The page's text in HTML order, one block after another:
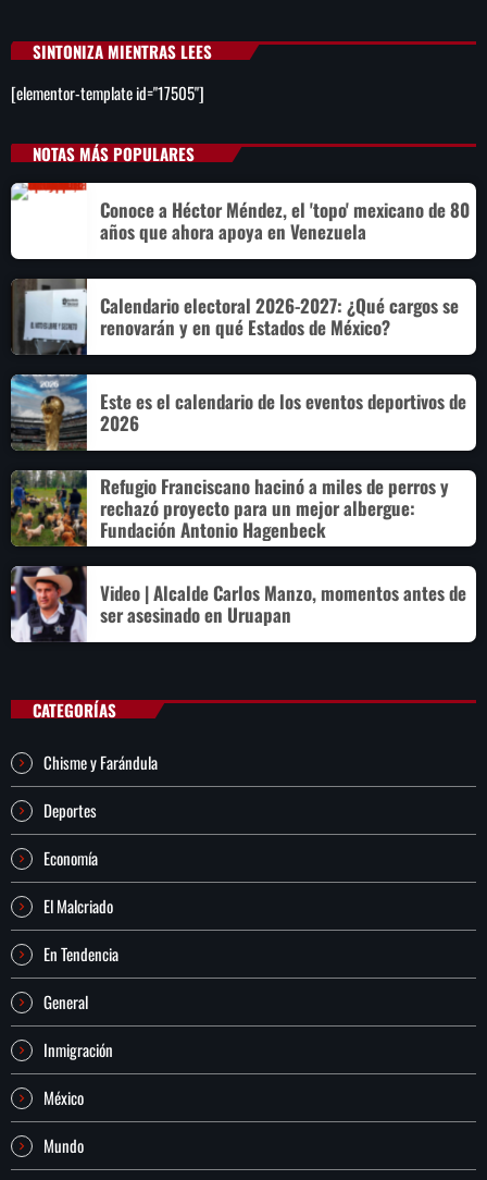
SINTONIZA MIENTRAS LEES
[elementor-template id="17505"]
NOTAS MÁS POPULARES
Conoce a Héctor Méndez, el 'topo' mexicano de 80
años que ahora apoya en Venezuela
Calendario electoral 2026-2027: ¿Qué cargos se
renovarán y en qué Estados de México?
Este es el calendario de los eventos deportivos de
2026
Refugio Franciscano hacinó a miles de perros y
rechazó proyecto para un mejor albergue:
Fundación Antonio Hagenbeck
Video | Alcalde Carlos Manzo, momentos antes de
ser asesinado en Uruapan
CATEGORÍAS
Chisme y Farándula
Deportes
Economía
El Malcriado
En Tendencia
General
Inmigración
México
Mundo